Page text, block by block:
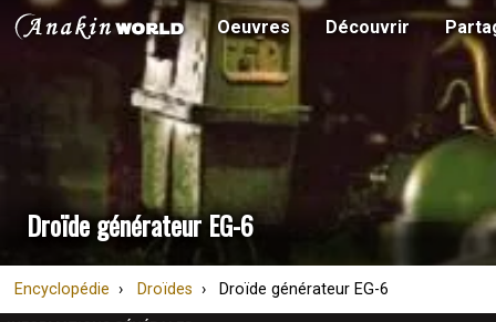
Oeuvres Découvrir
Droïde générateur EG-6
Encyclopédie Droïdes Droïde générateur EG-6